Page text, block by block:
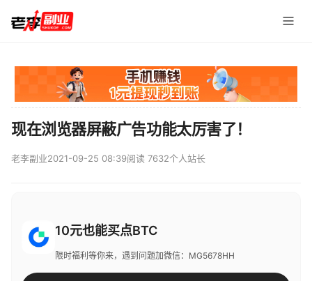
现在浏览器屏蔽广告功能太厉害了！
老李副业2021-09-25 08:39阅读 7632个人站长
10元也能买点BTC
限时福利等你来，遇到问题加微信：MG5678HH